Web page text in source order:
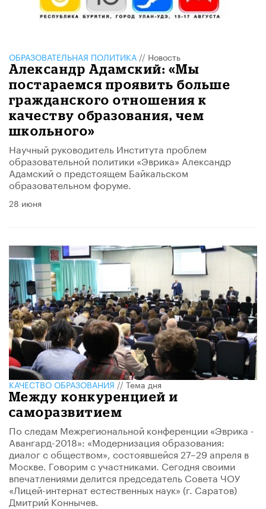
ОБРАЗОВАТЕЛЬНАЯ ПОЛИТИКА // Новость
​Александр Адамский: «Мы
постараемся проявить больше
гражданского отношения к
качеству образования, чем
школьного»
Научный руководитель Института проблем
образовательной политики «Эврика» Александр
Адамский о предстоящем Байкальском
образовательном форуме.
28 июня
КАЧЕСТВО ОБРАЗОВАНИЯ//Тема дня
Между конкуренцией и
саморазвитием
По следам Межрегиональной конференции «Эврика -
Авангард-2018»: «Модернизация образования:
диалог с обществом», состоявшейся 27–29 апреля в
Москве. Говорим с участниками. Сегодня своими
впечатлениями делится председатель Совета ЧОУ
«Лицей-интернат естественных наук» (г. Саратов)
Дмитрий Коннычев.